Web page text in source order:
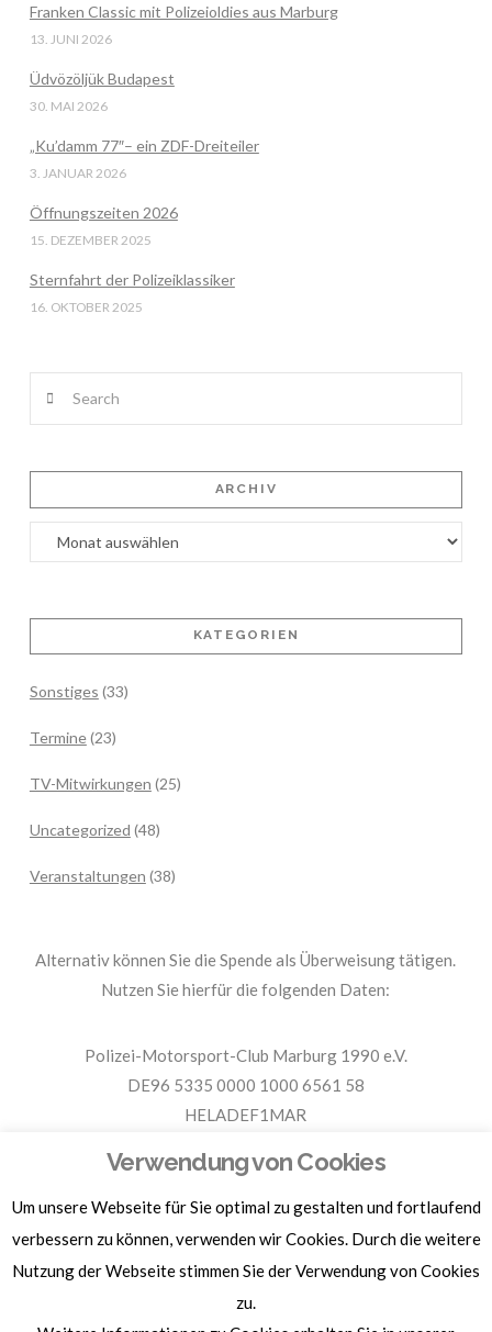
Franken Classic mit Polizeioldies aus Marburg
13. JUNI 2026
Üdvözöljük Budapest
30. MAI 2026
„Ku’damm 77″– ein ZDF-Dreiteiler
3. JANUAR 2026
Öffnungszeiten 2026
15. DEZEMBER 2025
Sternfahrt der Polizeiklassiker
16. OKTOBER 2025
ARCHIV
Archiv
KATEGORIEN
Sonstiges (33)
Termine(23)
TV-Mitwirkungen (25)
Uncategorized (48)
Veranstaltungen (38)
Alternativ können Sie die Spende als Überweisung tätigen.
Nutzen Sie hierfür die folgenden Daten:
Polizei-Motorsport-Club Marburg 1990 e.V.
DE96 5335 0000 1000 6561 58
HELADEF1MAR
Für Spendenbescheinigungen, Sachspenden und weitere
Informationen, hier klicken.
Verwendung von Cookies
Um unsere Webseite für Sie optimal zu gestalten und fortlaufend
verbessern zu können, verwenden wir Cookies. Durch die weitere
Nutzung der Webseite stimmen Sie der Verwendung von Cookies
zu.